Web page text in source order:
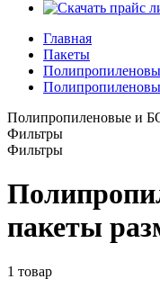
Главная
Пакеты
Полипропиленовые и
Фильтры
Фильтры
пакеты
1 товар